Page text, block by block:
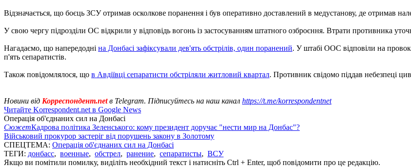
Відзначається, що боєць ЗСУ отримав осколкове поранення і був оперативно доставлений в медустанову, де отримав
У свою чергу підрозділи ОС відкрили у відповідь вогонь із застосуванням штатного озброєння. Втрати противника
Нагадаємо, що напередодні на Донбасі зафіксували дев'ять обстрілів, один поранений. У штабі ООС відповіли на
п'ять сепаратистів.
Також повідомлялося, що в Авдіївці сепаратисти обстріляли житловий квартал. Противник свідомо піддав небезпеці
Новини від Корреспондент.netв Telegram. Підписуйтесь на наш канал https://t.me/korrespondentnet
Читайте Korrespondent.net в Google News
Операція об'єднаних сил на Донбасі
СюжетКадрова політика Зеленського: кому президент доручає "нести мир на Донбас"?
Військовий прокурор застеріг від порушень закону в Золотому
СПЕЦТЕМА: Операція об'єднаних сил на Донбасі
ТЕГИ: донбасс, военные, обстрел, ранение, сепаратисты, ВСУ
Якщо ви помітили помилку, виділіть необхідний текст і натисніть Ctrl + Enter, щоб повідомити про це редакцію.